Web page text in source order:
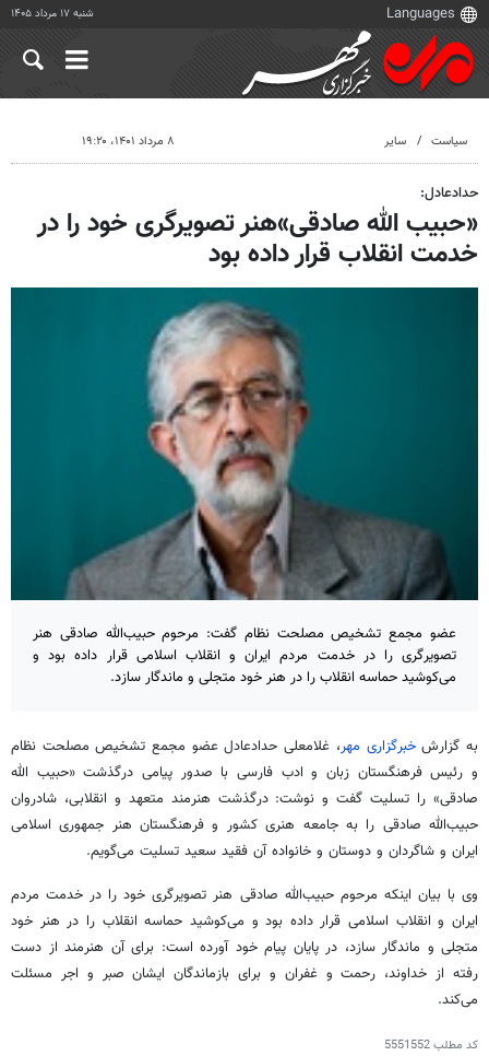
شنبه ۱۷ مرداد ۱۴۰۵
سیاست سایر ۸ مرداد ۱۴۰۱، ۱۹:۲۰
حدادعادل:
«حبیب الله صادقی»هنر تصویرگری خود را در
خدمت انقلاب قرار داده بود
عضو مجمع تشخیص مصلحت نظام گفت: مرحوم حبیب‌الله صادقی هنر
تصویرگری را در خدمت مردم ایران و انقلاب اسلامی قرار داده بود و
می‌کوشید حماسه انقلاب را در هنر خود متجلی و ماندگار سازد.
به گزارشخبرگزاری مهر، غلامعلی حدادعادل عضو مجمع تشخیص مصلحت نظام
و رئیس فرهنگستان زبان و ادب فارسی با صدور پیامی درگذشت «حبیب الله
صادقی» را تسلیت گفت و نوشت: درگذشت هنرمند متعهد و انقلابی، شادروان
حبیب‌الله صادقی را به جامعه هنری کشور و فرهنگستان هنر جمهوری اسلامی
ایران و شاگردان و دوستان و خانواده آن فقید سعید تسلیت می‌گویم.
وی با بیان اینکه مرحوم حبیب‌الله صادقی هنر تصویرگری خود را در خدمت مردم
ایران و انقلاب اسلامی قرار داده بود و می‌کوشید حماسه انقلاب را در هنر خود
متجلی و ماندگار سازد، در پایان پیام خود آورده است: برای آن هنرمند از دست
رفته از خداوند، رحمت و غفران و برای بازماندگان ایشان صبر و اجر مسئلت
می‌کند.
کد مطلب5551552